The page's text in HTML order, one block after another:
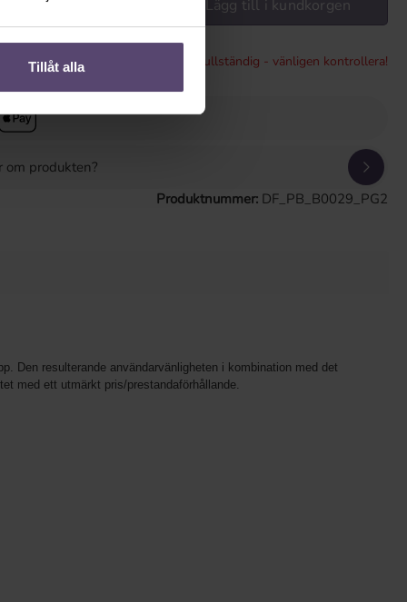
Tillåt alla
Lägg till i kundkorgen
* Konfigurationen är ofullständig - vänligen kontrollera!
om produkten?
Produktnummer: DF_PB_B0029_PG2
Den resulterande användarvänligheten i kombination med det
med ett utmärkt pris/prestandaförhållande.